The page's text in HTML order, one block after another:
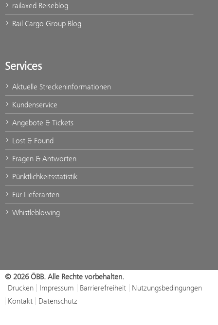
railaxed Reiseblog
Rail Cargo Group Blog
Services
Aktuelle Streckeninformationen
Kundenservice
Angebote & Tickets
Lost & Found
Fragen & Antworten
Pünktlichkeitsstatistik
Für Lieferanten
Whistleblowing
© 2026 ÖBB. Alle Rechte vorbehalten.
Drucken
Impressum Barrierefreiheit
Nutzungsbedingungen
Kontakt
Datenschutz